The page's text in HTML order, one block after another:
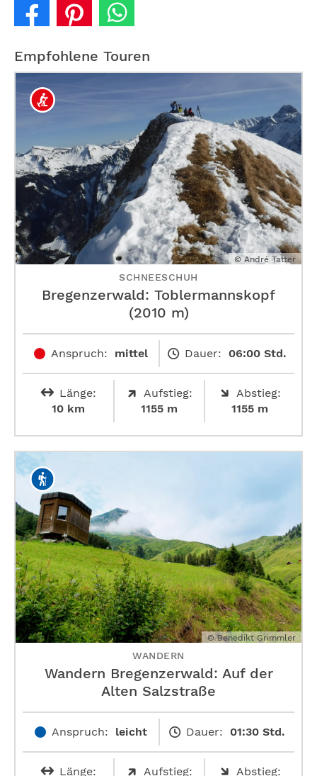
Empfohlene Touren
© André Tatter
SCHNEESCHUH
Bregenzerwald: Toblermannskopf
(2010 m)
Anspruch: mittel Dauer: 06:00 Std.
Länge:
10 km
Aufstieg:
1155 m
Abstieg:
1155 m
© Benedikt Grimmler
WANDERN
Wandern Bregenzerwald: Auf der
Alten Salzstraße
Anspruch: leicht Dauer: 01:30 Std.
Länge:
Aufstieg:
Abstieg: